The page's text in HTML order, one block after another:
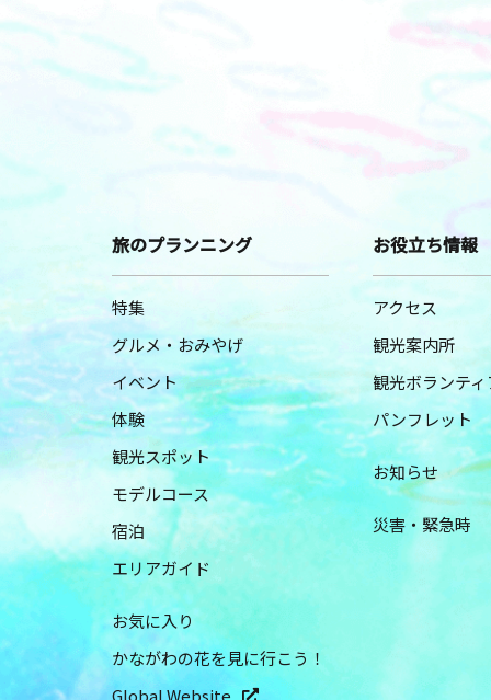
旅のプランニング
特集
グルメ・おみやげ
イベント
体験
観光スポット
モデルコース
宿泊
エリアガイド
お気に入り
かながわの花を見に行こう！
Global Website
お役立ち情報
アクセス
観光案内所
観光ボランテ
パンフレット
お知らせ
災害・緊急時